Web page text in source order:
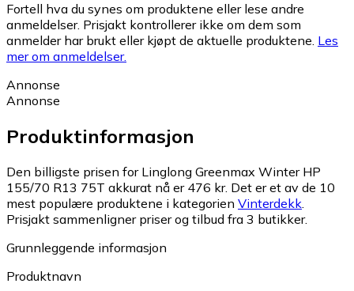
Fortell hva du synes om produktene eller lese andre
anmeldelser. Prisjakt kontrollerer ikke om dem som
anmelder har brukt eller kjøpt de aktuelle produktene. Les
mer om anmeldelser.
Annonse
Annonse
Produktinformasjon
Den billigste prisen for Linglong Greenmax Winter HP
155/70 R13 75T akkurat nå er 476 kr. Det er et av de 10
mest populære produktene i kategorien Vinterdekk.
Prisjakt sammenligner priser og tilbud fra 3 butikker.
Grunnleggende informasjon
Produktnavn